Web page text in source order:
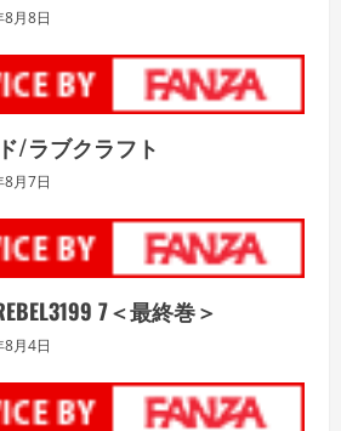
月8日
/ラブクラフト
月7日
7＜最終巻＞
月4日